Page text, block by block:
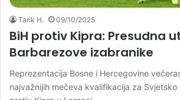
Tarik H. 09/10/2025
BiH protiv Kipra: Presudna
Barbarezove izabranike
Reprezentacija Bosne i Hercegovine
najvažnijih mečeva kvalifikacija za